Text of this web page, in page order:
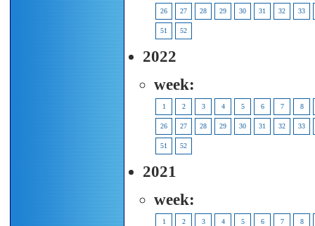
26 27 28 29 30 31 32 33
51 52
2022
week:
1 2 3 4 5 6 7 8
26 27 28 29 30 31 32 33
51 52
2021
week:
1 2 3 4 5 6 7 8